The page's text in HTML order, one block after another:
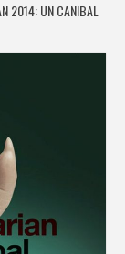
2014: UN CANIBAL